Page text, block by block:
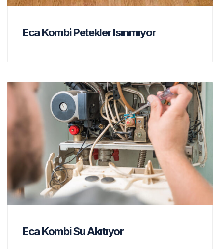
Eca Kombi Petekler Isınmıyor
Eca Kombi Su Akıtıyor